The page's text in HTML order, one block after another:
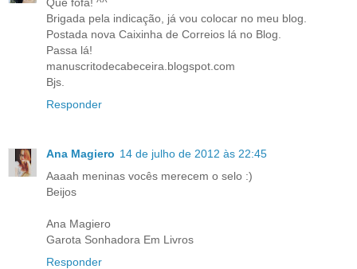
Brigada pela indicação, já vou colocar no meu blog.
Postada nova Caixinha de Correios lá no Blog.
Passa lá!
manuscritodecabeceira.blogspot.com
Bjs.
Responder
Ana Magiero 14 de julho de 2012 às 22:45
Aaaah meninas vocês merecem o selo :)
Beijos
Ana Magiero
Garota Sonhadora Em Livros
Responder